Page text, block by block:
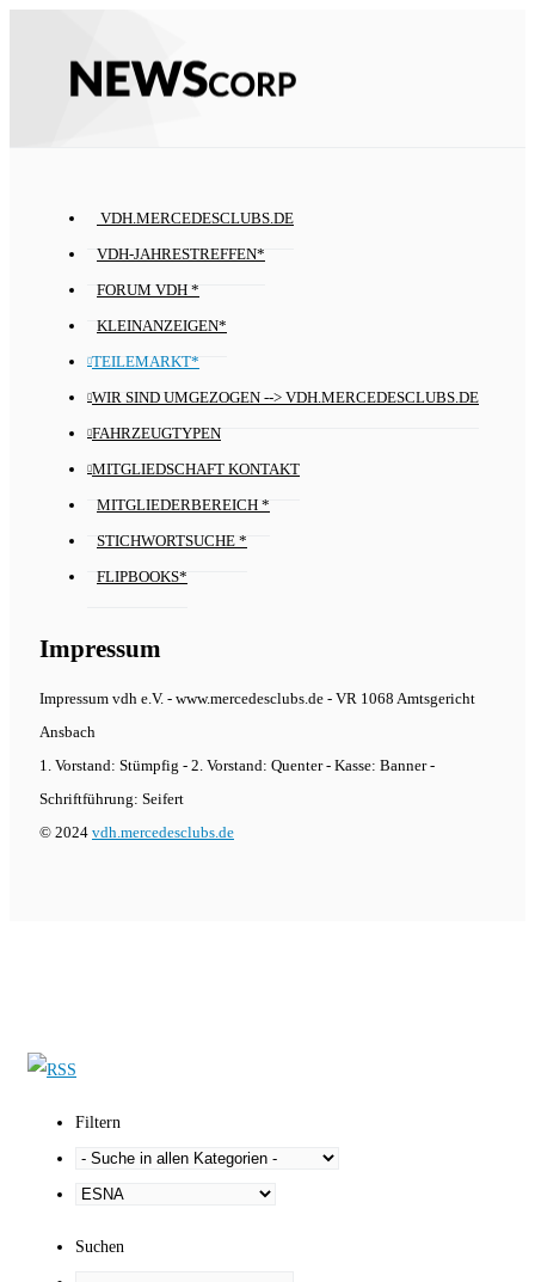
VDH.MERCEDESCLUBS.DE
VDH-JAHRESTREFFEN*
FORUM VDH *
KLEINANZEIGEN*
TEILEMARKT*
WIR SIND UMGEZOGEN --> VDH.MERCEDESCLUBS.DE
FAHRZEUGTYPEN
MITGLIEDSCHAFT KONTAKT
MITGLIEDERBEREICH *
STICHWORTSUCHE *
FLIPBOOKS*
Impressum
Impressum vdh e.V. - www.mercedesclubs.de - VR 1068 Amtsgericht
Ansbach
1. Vorstand: Stümpfig - 2. Vorstand: Quenter - Kasse: Banner -
Schriftführung: Seifert
© 2024 vdh.mercedesclubs.de
Filtern
Suchen